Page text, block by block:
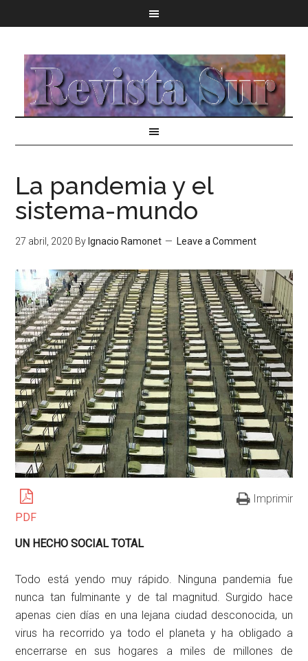
La pandemia y el
sistema-mundo
27 abril, 2020 By Ignacio Ramonet Leave a Comment
PDF
Imprimir
UN HECHO SOCIAL TOTAL
Todo está yendo muy rápido. Ninguna pandemia fue
nunca tan fulminante y de tal magnitud. Surgido hace
apenas cien días en una lejana ciudad desconocida, un
virus ha recorrido ya todo el planeta y ha obligado a
encerrarse en sus hogares a miles de millones de